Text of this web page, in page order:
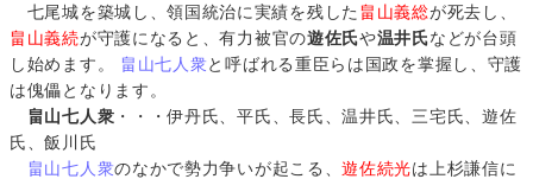
七尾城を築城し、領国統治に実績を残した 畠山義総が死去し、
畠山義続が守護になると、有力被官の遊佐氏や温井氏などが台頭
し始めます。
畠山七人衆と呼ばれる重臣らは国政を掌握し、守護
は傀儡となります。
畠山七人衆 ・・・伊丹氏、平氏、長氏、温井氏、三宅氏、遊佐
氏、飯川氏
畠山七人衆のなかで勢力争いが起こる、遊佐続光は上杉謙信に